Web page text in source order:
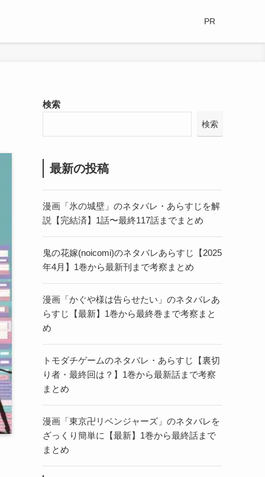
PR
検索
検索
最新の投稿
漫画「氷の城壁」のネタバレ・あらすじを解
説【完結済】1話〜最終117話までまとめ
鬼の花嫁(noicomi)のネタバレあらすじ【2025
年4月】1巻から最新刊まで考察まとめ
漫画「かぐや様は告らせたい」のネタバレあ
らすじ【最新】1巻から最終巻まで考察まと
め
トモダチゲームのネタバレ・あらすじ【裏切
り者・最終回は？】1巻から最新話まで考察
まとめ
漫画「東京卍リベンジャーズ」のネタバレを
ざっくり簡単に【最新】1巻から最終話まで
まとめ